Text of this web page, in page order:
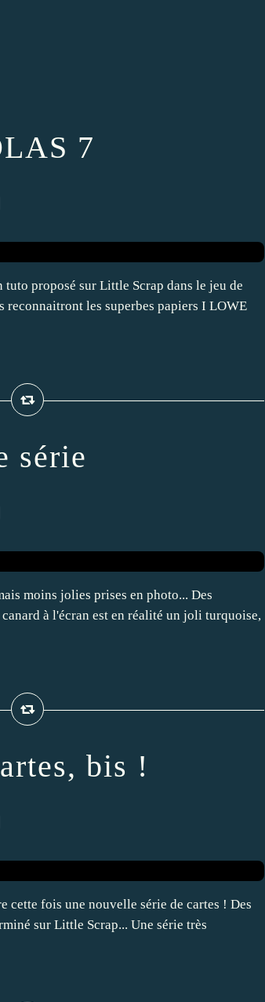
7
proposé sur Little Scrap dans le jeu de
reconnaitront les superbes papiers I LOWE
série
moins jolies prises en photo... Des
à l'écran est en réalité un joli turquoise,
bis !
cette fois une nouvelle série de cartes ! Des
sur Little Scrap... Une série très